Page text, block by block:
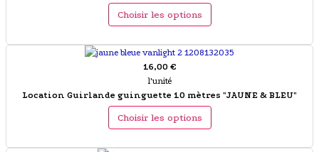
Choisir les options
16,00 €
l'unité
Location Guirlande guinguette 10 mètres "JAUNE & BLEU"
Choisir les options